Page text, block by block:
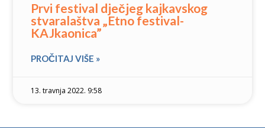
Prvi festival dječjeg kajkavskog
stvaralaštva „Etno festival-
KAJkaonica”
PROČITAJ VIŠE »
13. travnja 2022. 9:58